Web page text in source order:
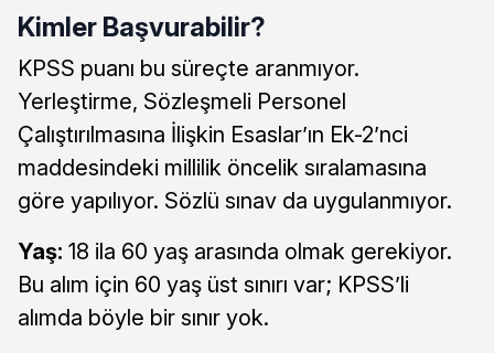
Kimler Başvurabilir?
KPSS puanı bu süreçte aranmıyor.
Yerleştirme, Sözleşmeli Personel
Çalıştırılmasına İlişkin Esaslar’ın Ek-2’nci
maddesindeki millilik öncelik sıralamasına
göre yapılıyor. Sözlü sınav da uygulanmıyor.
Yaş: 18 ila 60 yaş arasında olmak gerekiyor.
Bu alım için 60 yaş üst sınırı var; KPSS’li
alımda böyle bir sınır yok.